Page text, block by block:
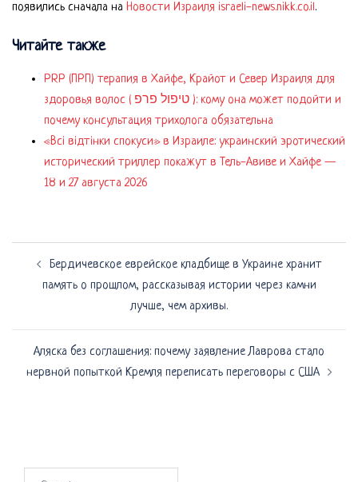
появились сначала на Новости Израиля israeli-news.nikk.co.il.
Читайте также
PRP (ПРП) терапия в Хайфе, Крайот и Север Израиля для
здоровья волос ( טיפול פרפ ): кому она может подойти и
почему консультация трихолога обязательна
«Всі відтінки спокуси» в Израиле: украинский эротический
исторический триллер покажут в Тель-Авиве и Хайфе —
18 и 27 августа 2026
записям
Бердичевское еврейское кладбище в Украине хранит
память о прошлом, рассказывая истории через камни
лучше, чем архивы.
Аляска без соглашения: почему заявление Лаврова стало
нервной попыткой Кремля переписать переговоры с США